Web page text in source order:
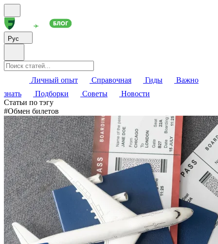
Рус
Личный опыт Справочная Гиды
Важно
знать
Подборки Советы
Новости
Статьи по тэгу
#Обмен билетов